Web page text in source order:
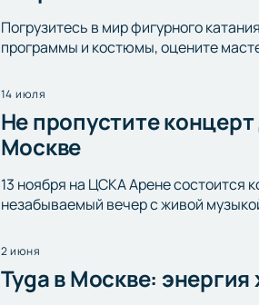
Погрузитесь в мир фигурного
программы и костюмы, оцените
14 июля
Не пропустите
Москве
13 ноября на ЦСКА Арене состоится
незабываемый вечер с живой
2 июня
Tyga в Москве: